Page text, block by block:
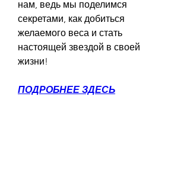
нам, ведь мы поделимся
секретами, как добиться
желаемого веса и стать
настоящей звездой в своей
жизни!
ПОДРОБНЕЕ ЗДЕСЬ